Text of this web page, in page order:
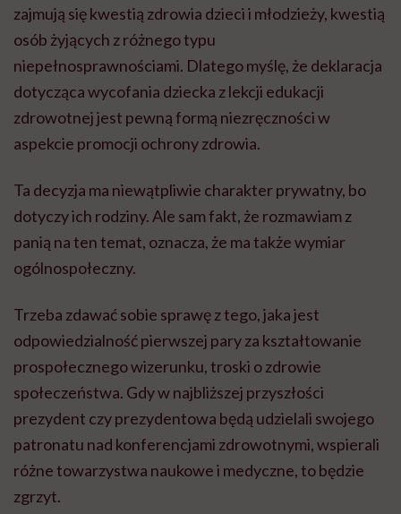
zajmują się kwestią zdrowia dzieci i młodzieży, kwestią
osób żyjących z różnego typu
niepełnosprawnościami. Dlatego myślę, że deklaracja
dotycząca wycofania dziecka z lekcji edukacji
zdrowotnej jest pewną formą niezręczności w
aspekcie promocji ochrony zdrowia.
Ta decyzja ma niewątpliwie charakter prywatny, bo
dotyczy ich rodziny. Ale sam fakt, że rozmawiam z
panią na ten temat, oznacza, że ma także wymiar
ogólnospołeczny.
Trzeba zdawać sobie sprawę z tego, jaka jest
odpowiedzialność pierwszej pary za kształtowanie
prospołecznego wizerunku, troski o zdrowie
społeczeństwa. Gdy w najbliższej przyszłości
prezydent czy prezydentowa będą udzielali swojego
patronatu nad konferencjami zdrowotnymi, wspierali
różne towarzystwa naukowe i medyczne, to będzie
zgrzyt.